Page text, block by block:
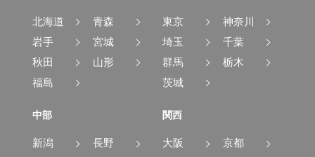
北海道
青森
岩手
宮城
秋田
山形
福島
東京
神奈川
埼玉
千葉
群馬
栃木
茨城
中部
新潟
長野
関西
大阪
京都